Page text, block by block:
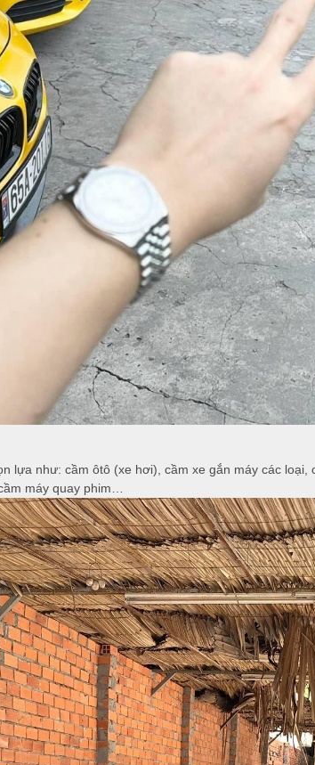
lựa như: cầm ôtô (xe hơi), cầm xe gắn máy các
máy quay phim…